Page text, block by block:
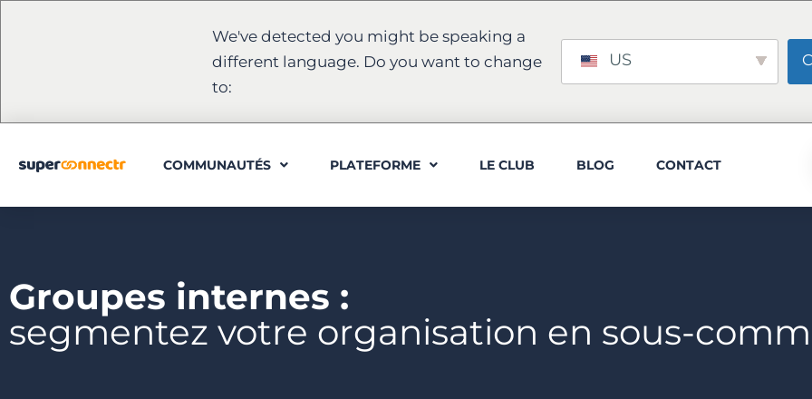
We've detected you might be speaking a
different language. Do you want to change
to:
US
COMMUNAUTÉS PLATEFORME LE CLUB BLOG CONTACT
Groupes internes :
segmentez votre organisation en sous-